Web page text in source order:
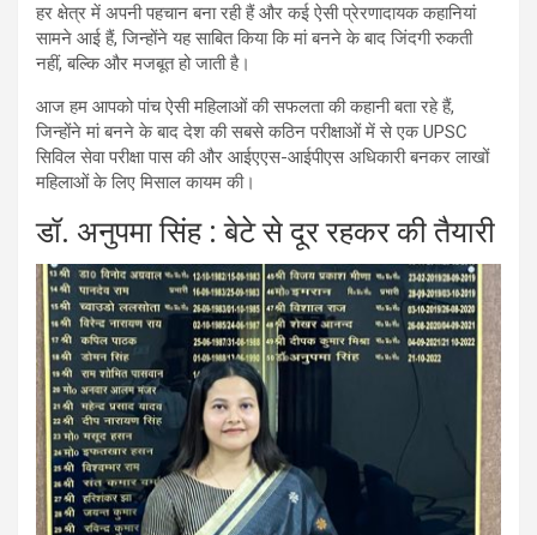
हर क्षेत्र में अपनी पहचान बना रही हैं और कई ऐसी प्रेरणादायक कहानियां
सामने आई हैं, जिन्होंने यह साबित किया कि मां बनने के बाद जिंदगी रुकती
नहीं, बल्कि और मजबूत हो जाती है।
आज हम आपको पांच ऐसी महिलाओं की सफलता की कहानी बता रहे हैं,
जिन्होंने मां बनने के बाद देश की सबसे कठिन परीक्षाओं में से एक UPSC
सिविल सेवा परीक्षा पास की और आईएएस-आईपीएस अधिकारी बनकर लाखों
महिलाओं के लिए मिसाल कायम की।
डॉ. अनुपमा सिंह : बेटे से दूर रहकर की तैयारी